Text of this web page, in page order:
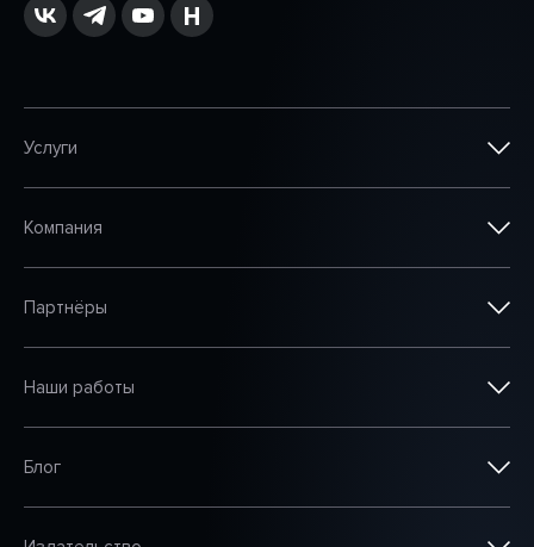
Услуги
Компания
Партнёры
Наши работы
Блог